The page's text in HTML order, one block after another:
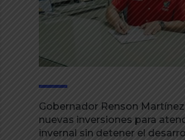
Gobernador Renson
nuevas inversiones para
invernal sin detener el